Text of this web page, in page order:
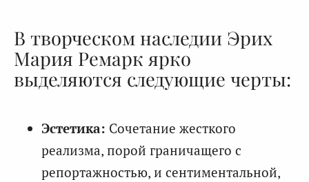
В творческом наследии Эрих
Мария Ремарк ярко
выделяются следующие черты:
Эстетика: Сочетание жесткого
реализма, порой граничащего с
репортажностью, и сентиментальной,